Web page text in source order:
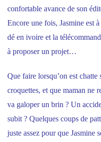
confortable avance de son
Encore une fois, Jasmine est
dé en ivoire et la
à proposer un projet…
Que faire lorsqu’on est chatte
croquettes, et que maman ne
va galoper un brin ? Un
subit ? Quelques coups de
juste assez pour que Jasmine